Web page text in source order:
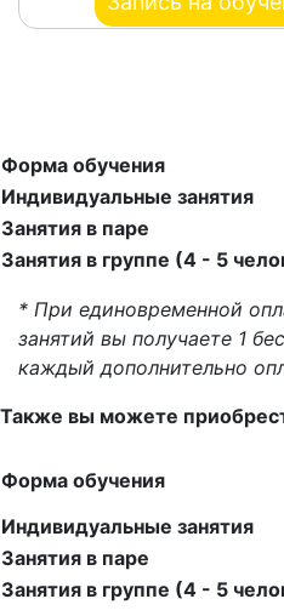
Форма обучения
Индивидуальные занятия
Занятия в паре
Занятия в группе (4 - 5
* При единовременной
занятий вы получаете 1
каждый дополнительно
Также вы можете
Форма обучения
Индивидуальные занятия
Занятия в паре
Занятия в группе (4 - 5